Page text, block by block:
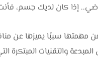
إذا كان لديك جسم،
مهمتها سببًا يميزها عن
المبدعة والتقنيات المبتكرة